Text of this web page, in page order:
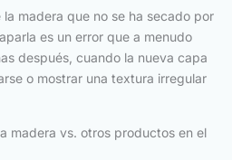
madera que no se ha secado por
es un error que a menudo
después, cuando la nueva capa
o mostrar una textura irregular
madera vs. otros productos en el